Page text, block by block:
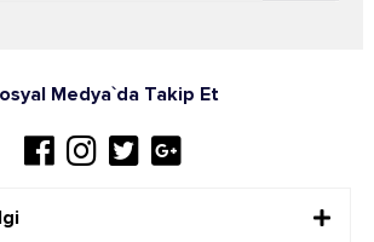
Medya`da Takip Et